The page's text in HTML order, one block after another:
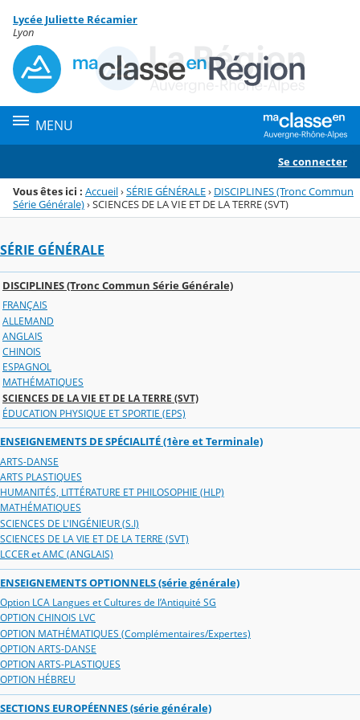
Menu de la rubrique
Contenu
Lycée Juliette Récamier
Lyon
MENU
Se connecter
Vous êtes ici : Accueil›SÉRIE GÉNÉRALE› DISCIPLINES (Tronc Commun
Série Générale)›SCIENCES DE LA VIE ET DE LA TERRE (SVT)
SÉRIE GÉNÉRALE
DISCIPLINES (Tronc Commun Série Générale)
FRANÇAIS
ALLEMAND
ANGLAIS
CHINOIS
ESPAGNOL
MATHÉMATIQUES
SCIENCES DE LA VIE ET DE LA TERRE (SVT)
ÉDUCATION PHYSIQUE ET SPORTIE (EPS)
ENSEIGNEMENTS DE SPÉCIALITÉ (1ère et Terminale)
ARTS-DANSE
ARTS PLASTIQUES
HUMANITÉS, LITTÉRATURE ET PHILOSOPHIE (HLP)
MATHÉMATIQUES
SCIENCES DE L'INGÉNIEUR (S.I)
SCIENCES DE LA VIE ET DE LA TERRE (SVT)
LCCER et AMC (ANGLAIS)
ENSEIGNEMENTS OPTIONNELS (série générale)
Option LCA Langues et Cultures de l’Antiquité SG
OPTION CHINOIS LVC
OPTION MATHÉMATIQUES (Complémentaires/Expertes)
OPTION ARTS-DANSE
OPTION ARTS-PLASTIQUES
OPTION HÉBREU
SECTIONS EUROPÉENNES (série générale)